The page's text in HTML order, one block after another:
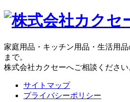
家庭用品・キッチン用品・生活用
まで。
株式会社カクセーへご相談ください
サイトマップ
プライバシーポリシー